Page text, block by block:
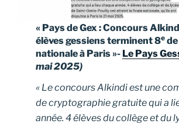
« Pays de Gex : Concours
élèves gessiens terminent 8e
nationale à Paris »- Le Pays
mai 2025)
« Le concours Alkindi est une
de cryptographie gratuite qui a
année. 4 élèves du collège et du